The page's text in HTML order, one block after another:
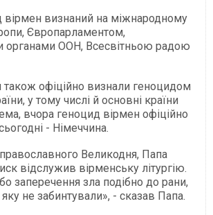
вірмен визнаний на міжнародному
Європарламентом,
органами ООН, Всесвітньою радою
офіційно визнали геноцидом
у тому числі й основні країни
вчора геноцид вірмен офіційно
- Німеччина.
Великодня, Папа
відслужив вірменську літургію.
заперечення зла подібно до рани,
не забинтували», - сказав Папа.